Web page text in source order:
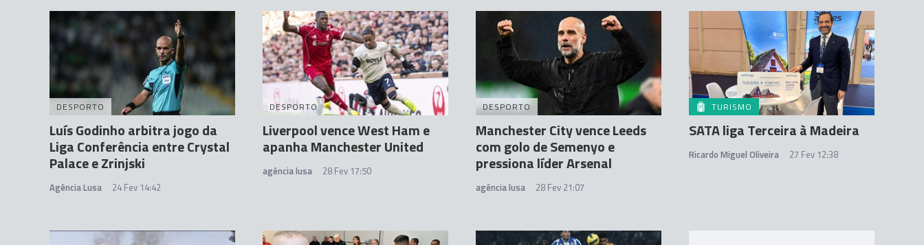
DESPORTO
Luís Godinho arbitra jogo da
Liga Conferência entre Crystal
Palace e Zrinjski
Agência Lusa 24 Fev 14:42
DESPORTO
Liverpool vence West Ham e
apanha Manchester United
agência lusa 28 Fev 17:50
DESPORTO
Manchester City vence Leeds
com golo de Semenyo e
pressiona líder Arsenal
agência lusa 28 Fev 21:07
TURISMO
SATA liga Terceira à Madeira
Ricardo Miguel Oliveira 27 Fev 12:38